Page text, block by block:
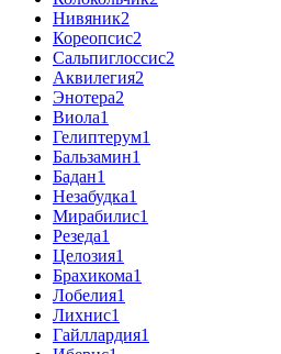
Нивяник2
Кореопсис2
Сальпиглоссис2
Аквилегия2
Энотера2
Виола1
Гелиптерум1
Бальзамин1
Бадан1
Незабудка1
Мирабилис1
Резеда1
Целозия1
Брахикома1
Лобелия1
Лихнис1
Гайллардия1